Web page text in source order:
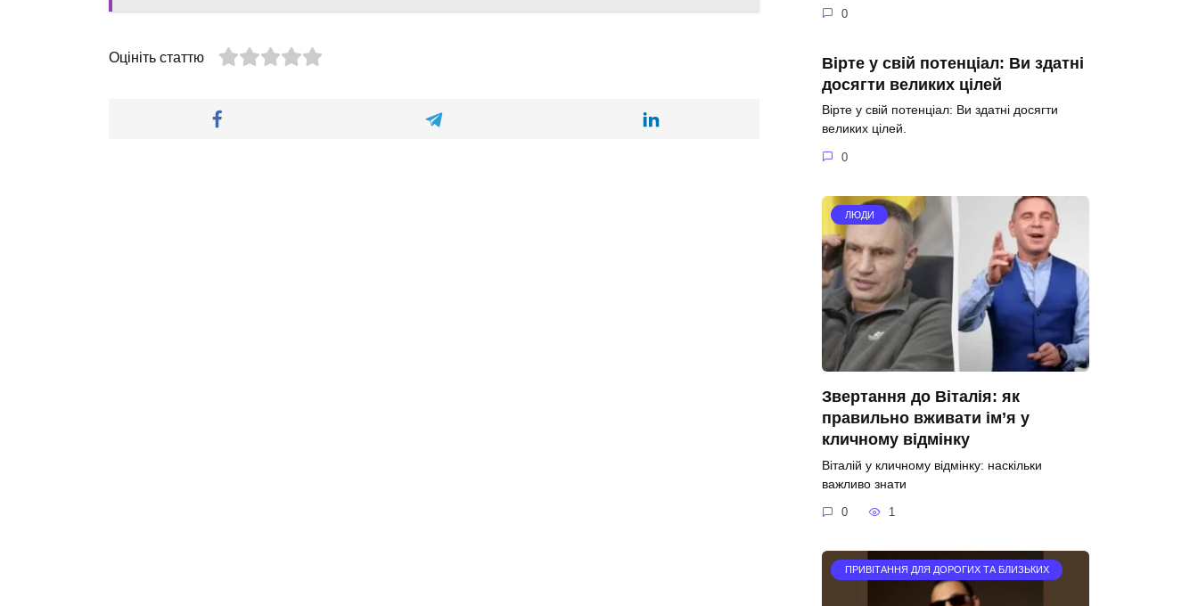
Оцініть статтю
0
Вірте у свій потенціал: Ви здатні
досягти великих цілей
Вірте у свій потенціал: Ви здатні досягти
великих цілей.
0
ЛЮДИ
Звертання до Віталія: як
правильно вживати ім’я у
кличному відмінку
Віталій у кличному відмінку: наскільки
важливо знати
0 1
ПРИВІТАННЯ ДЛЯ ДОРОГИХ ТА БЛИЗЬКИХ